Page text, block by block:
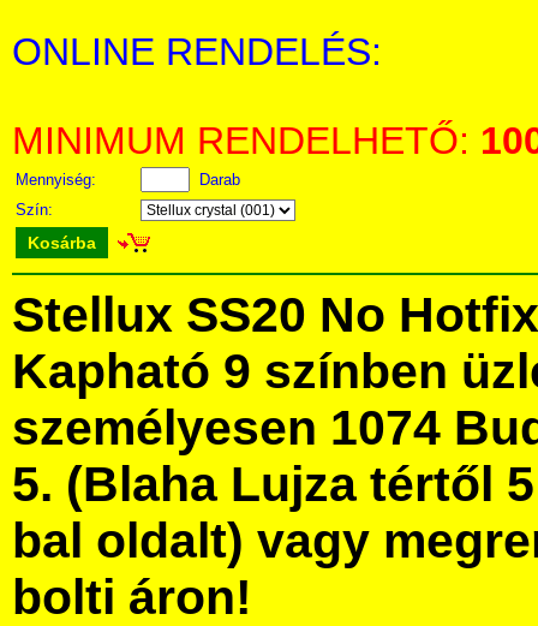
ONLINE RENDELÉS:
MINIMUM RENDELHETŐ:
Mennyiség:
Darab
Szín:
Kosárba
Stellux SS20 No
Kapható 9 színben
személyesen 1074
5. (Blaha Lujza tértől
bal oldalt) vagy
bolti áron!